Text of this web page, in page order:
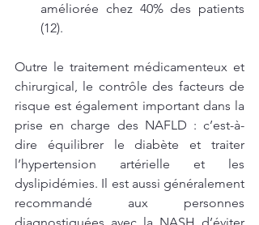
améliorée chez 40% des patients
(12).
Outre le traitement médicamenteux et
chirurgical, le contrôle des facteurs de
risque est également important dans la
prise en charge des NAFLD : c’est-à-
dire équilibrer le diabète et traiter
l’hypertension artérielle et les
dyslipidémies. Il est aussi généralement
recommandé aux personnes